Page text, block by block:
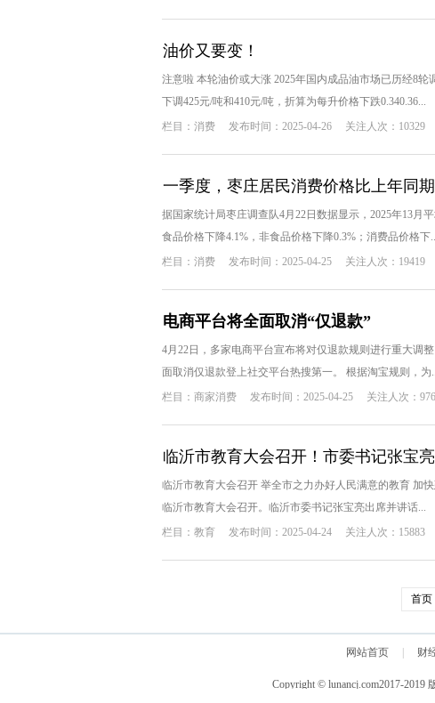
油价又要变！
注意啦 本轮油价或大涨 2025年国内成品油市场已历经8
下调425元/吨和410元/吨，折算为每升价格下跌0.340.36...
栏目： 消费 发布时间：2025-04-26 关注人次：10329
一季度，枣庄居民消费价格比上年同
据国家统计局枣庄调查队4月22日数据显示，2025年13月
食品价格下降4.1%，非食品价格下降0.3%；消费品价格下
栏目： 消费 发布时间：2025-04-25 关注人次：19419
电商平台将全面取消“仅退款”
4月22日，多家电商平台宣布将对仅退款规则进行重大调
面取消仅退款登上社交平台热搜第一。 根据淘宝规则，为
栏目： 商家消费 发布时间：2025-04-25 关注人次：
临沂市教育大会召开！市委书记张宝
临沂市教育大会召开 举全市之力办好人民满意的教育 加
临沂市教育大会召开。临沂市委书记张宝亮出席并讲话...
栏目： 教育 发布时间：2025-04-24 关注人次：15883
首页
网站首页 财
Copyright © lunancj.com2017-2019